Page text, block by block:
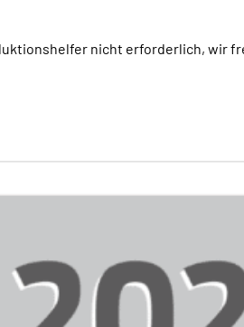
nicht erforderlich, wir